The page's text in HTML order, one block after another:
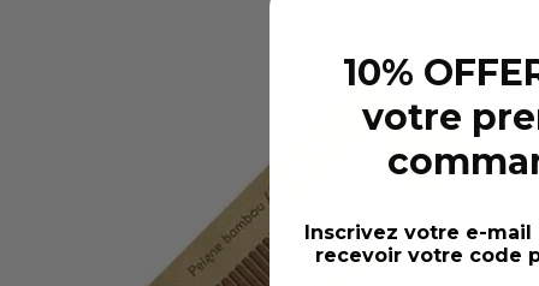
10%
votre
Inscrivez votre e-
recevoir votre code